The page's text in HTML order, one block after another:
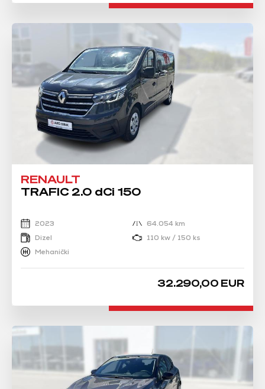
RENAULT
TRAFIC 2.0 dCi 150
2023
64.054 km
Dizel
110 kw / 150 ks
Mehanički
32.290,00 EUR